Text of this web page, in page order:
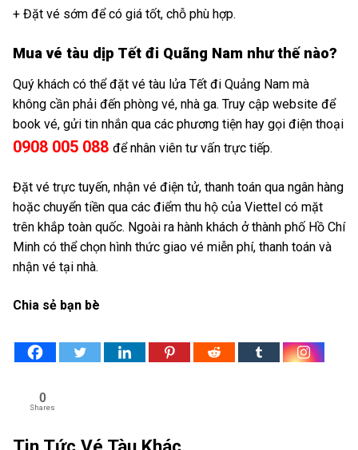
+ Đặt vé sớm để có giá tốt, chỗ phù hợp.
Mua vé tàu dịp Tết đi Quãng Nam như thế nào?
Quý khách có thể đặt vé tàu lửa Tết đi Quảng Nam mà
không cần phải đến phòng vé, nhà ga. Truy cập website để
book vé, gửi tin nhắn qua các phương tiện hay gọi điện thoại
0908 005 088 đểnhân viên tư vấn trực tiếp.
Đặt vé trực tuyến, nhận vé điện tử, thanh toán qua ngân hàng
hoặc chuyển tiền qua các điểm thu hộ của Viettel có mặt
trên khắp toàn quốc. Ngoài ra hành khách ở thành phố Hồ Chí
Minh có thể chọn hình thức giao vé miễn phí, thanh toán và
nhận vé tại nhà.
Chia sẻ bạn bè
0
Shares